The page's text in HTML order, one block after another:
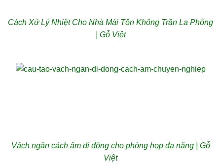
Cách Xử Lý Nhiệt Cho Nhà Mái Tôn Không Trần La Phông
| Gỗ Việt
Vách ngăn cách âm di động cho phòng họp đa năng | Gỗ
Việt